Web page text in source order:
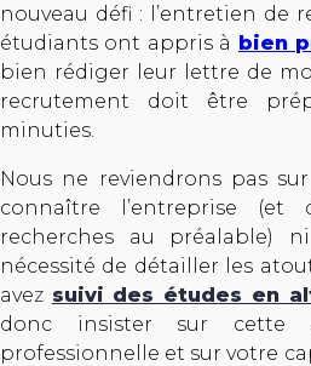
nouveau défi : l’entretien de
étudiants ont appris à bien
bien rédiger leur lettre de
recrutement doit être
minuties.
Nous ne reviendrons pas
connaître l’entreprise (et
recherches au préalable)
nécessité de détailler les
avez suivi des études en
donc insister sur cette
professionnelle et sur votre